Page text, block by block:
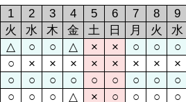
1 2 3 4 5 6 7 8
9
火
水 木 金 土 日 月 火
水
△ ○ ○ △ × × ○ ○
○
○ × × × × × × ×
×
○ ○ ○ ○ ○ ○ ○ ○
○
○ ○ ○ △ × ○ ○ ○
○